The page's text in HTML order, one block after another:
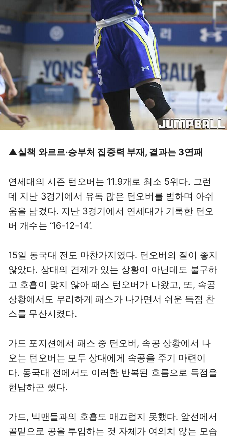
▲실책 와르르·승부처 집중력 부재, 결과는 3연패
연세대의 시즌 턴오버는 11.9개로 최소 5위다. 그런
데 지난 3경기에서 유독 많은 턴오버를 범하며 아쉬
움을 남겼다. 지난 3경기에서 연세대가 기록한 턴오
버 개수는 ‘16-12-14’.
15일 동국대 전도 마찬가지였다. 턴오버의 질이 좋지
않았다. 상대의 견제가 있는 상황이 아닌데도 불구하
고 호흡이 맞지 않아 패스 턴오버가 나왔고, 또, 속공
상황에서도 무리하게 패스가 나가면서 쉬운 득점 찬
스를 무산시켰다.
가드 포지션에서 패스 중 턴오버, 속공 상황에서 나
오는 턴오버는 모두 상대에게 속공을 주기 마련이
다. 동국대 전에서도 이러한 반복된 흐름으로 득점을
헌납하곤 했다.
가드, 빅맨들과의 호흡도 매끄럽지 못했다. 앞선에서
골밑으로 공을 투입하는 것 자체가 여의치 않는 모습